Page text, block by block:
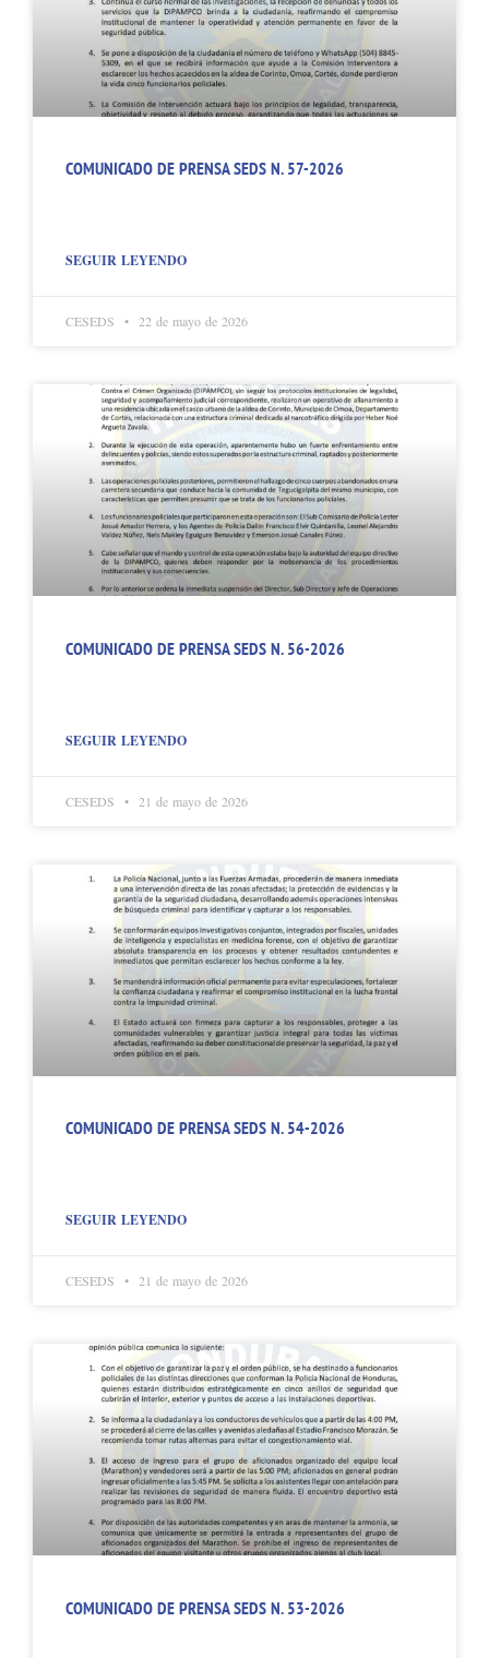
COMUNICADO DE PRENSA SEDS N. 57-2026
SEGUIR LEYENDO
CESEDS 22 de mayo de 2026
COMUNICADO DE PRENSA SEDS N. 56-2026
SEGUIR LEYENDO
CESEDS 21 de mayo de 2026
COMUNICADO DE PRENSA SEDS N. 54-2026
SEGUIR LEYENDO
CESEDS 21 de mayo de 2026
COMUNICADO DE PRENSA SEDS N. 53-2026